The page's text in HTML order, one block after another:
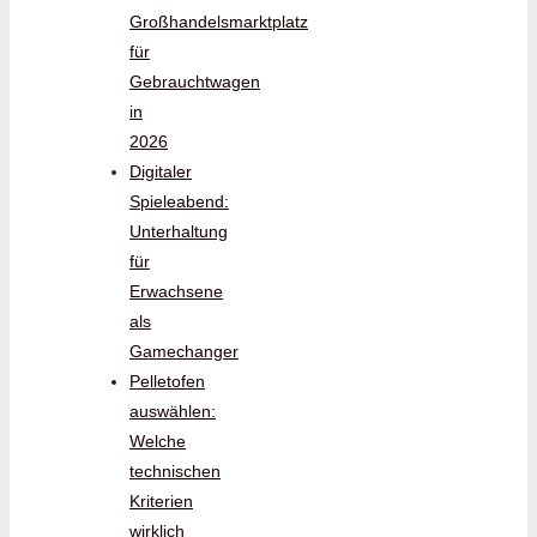
Großhandelsmarktplatz
für
Gebrauchtwagen
in
2026
Digitaler
Spieleabend:
Unterhaltung
für
Erwachsene
als
Gamechanger
Pelletofen
auswählen:
Welche
technischen
Kriterien
wirklich